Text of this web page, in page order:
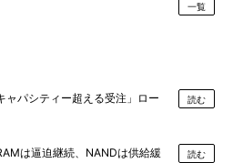
一覧
ャパシティー超える受注」ロー
読む
は逼迫継続、NANDは供給緩
読む